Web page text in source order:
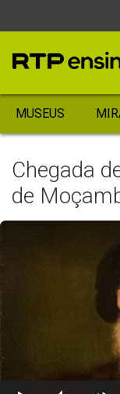
MUSEUS
Chegada
de